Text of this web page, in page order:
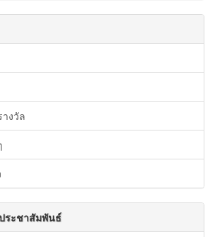
งวัล
ระชาสัมพันธ์